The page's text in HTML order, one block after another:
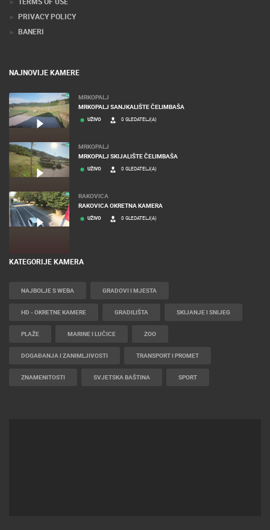
PRIVACY POLICY
BANERI
NAJNOVIJE KAMERE
MRKOPALJ
MRKOPALJ SANJKALIŠTE ČELIMBAŠA
UŽIVO 0 GLEDATELJ(A)
MRKOPALJ
MRKOPALJ SKIJALIŠTE ČELIMBAŠA
UŽIVO 0 GLEDATELJ(A)
RAKOVICA
RAKOVICA OKRETNA KAMERA
UŽIVO 0 GLEDATELJ(A)
KATEGORIJE KAMERA
NAJBOLJE S WEBA GRADOVI I MJESTA
HD - OKRETNE KAMERE GRADILIŠTA SKIJANJE I SNIJEG
PLAŽE MARINE I LUČICE ZOO
DOGAĐANJA I ZANIMLJIVOSTI TRANSPORT I PROMET
ZNAMENITOSTI SVJETSKA BAŠTINA SPORT